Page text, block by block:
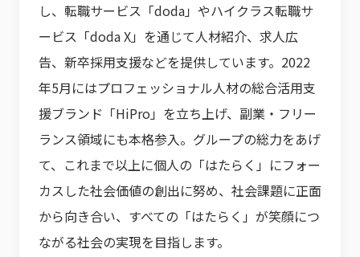
し、転職サービス「doda」やハイクラス転職サ
ービス「doda X」を通じて人材紹介、求人広
告、新卒採用支援などを提供しています。2022
年5月にはプロフェッショナル人材の総合活用支
援ブランド「HiPro」を立ち上げ、副業・フリー
ランス領域にも本格参入。グループの総力をあげ
て、これまで以上に個人の「はたらく」にフォー
カスした社会価値の創出に努め、社会課題に正面
から向き合い、すべての「はたらく」が笑顔につ
ながる社会の実現を目指します。